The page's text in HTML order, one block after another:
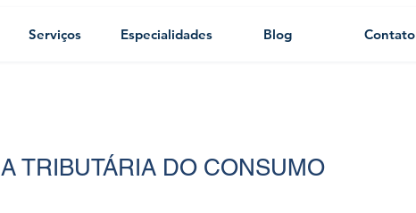
Serviços Especialidades Blog Contato
TRIBUTÁRIA DO CONSUMO